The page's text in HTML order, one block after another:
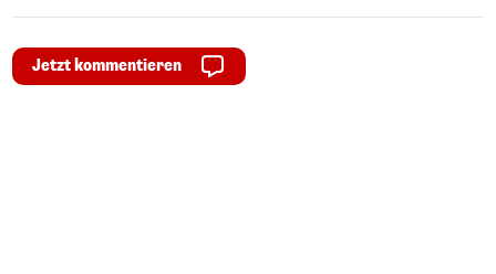
Jetzt kommentieren